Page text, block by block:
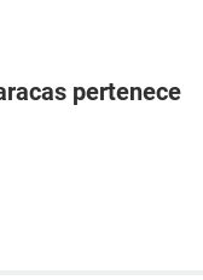
pertenece